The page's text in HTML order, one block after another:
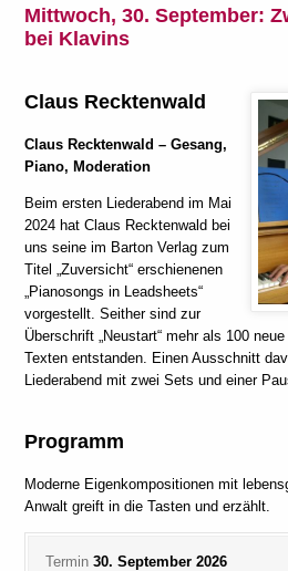
Mittwoch, 30. September:
bei Klavins
Claus Recktenwald
Claus Recktenwald – Gesang,
Piano, Moderation
Beim ersten Liederabend im Mai
2024 hat Claus Recktenwald bei
uns seine im Barton Verlag zum
Titel „Zuversicht“ erschienenen
„Pianosongs in Leadsheets“
vorgestellt. Seither sind zur
Überschrift „Neustart“ mehr als 100
Texten entstanden. Einen Ausschnitt
Liederabend mit zwei Sets und einer
Programm
Moderne Eigenkompositionen mit
Anwalt greift in die Tasten und erzählt.
Termin30. September 2026